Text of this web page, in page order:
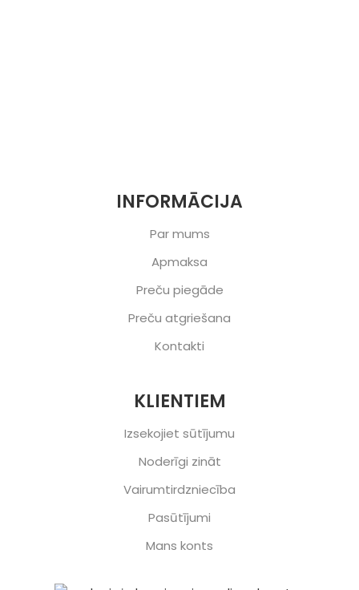
INFORMĀCIJA
Par mums
Apmaksa
Preču piegāde
Preču atgriešana
Kontakti
KLIENTIEM
Izsekojiet sūtījumu
Noderīgi zināt
Vairumtirdzniecība
Pasūtījumi
Mans konts